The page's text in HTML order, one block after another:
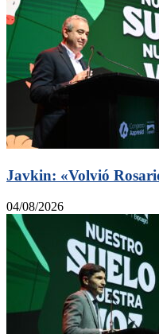
Javkin: «Volvió
04/08/2026